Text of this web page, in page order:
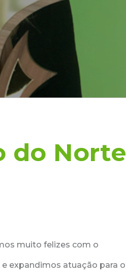
do Norte
muito felizes com o
expandimos atuação para o